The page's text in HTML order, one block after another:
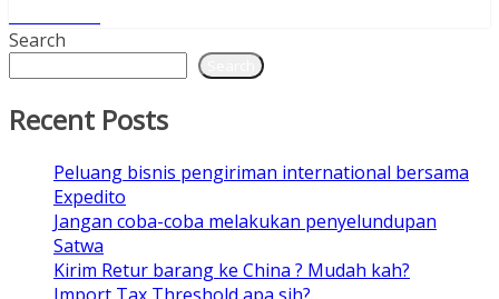
Search
Recent Posts
Peluang bisnis pengiriman international bersama
Expedito
Jangan coba-coba melakukan penyelundupan
Satwa
Kirim Retur barang ke China ? Mudah kah?